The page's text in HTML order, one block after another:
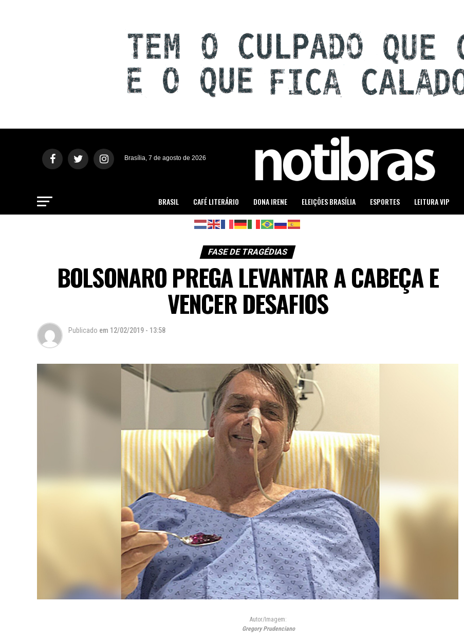
Brasília, 7 de agosto de 2026
BRASIL CAFÉ LITERÁRIO DONA IRENE ELEIÇÕES BRASÍLIA ESPORTES LEITURA VIP
FASE DE TRAGÉDIAS
BOLSONARO PREGA LEVANTAR A CABEÇA E
VENCER DESAFIOS
Publicado em 12/02/2019 - 13:58
Autor/Imagem:
Gregory Prudenciano